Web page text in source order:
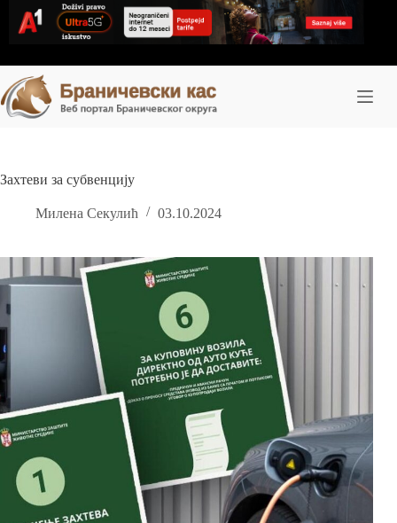
content
Захтеви за субвенцију
Милена Секулић 03.10.2024